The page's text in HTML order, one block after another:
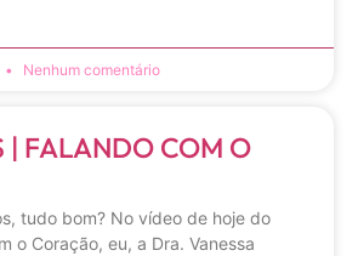
Nenhum comentário
| FALANDO COM O
tudo bom? No vídeo de hoje do
o Coração, eu, a Dra. Vanessa